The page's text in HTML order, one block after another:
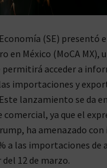
(SE) presentó
en México (MoCA MX),
permitirá acceder a
importaciones y
lanzamiento se da
ya que el
ha amenazado
a las importaciones de
12 de marzo.